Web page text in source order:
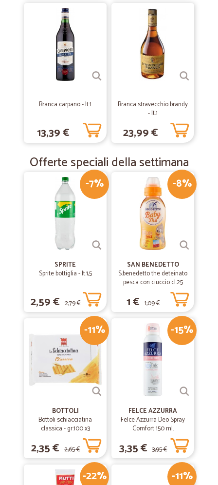
Branca carpano - lt.1
13,39 €
Branca stravecchio brandy
- lt.1
23,99 €
Offerte speciali della settimana
-7%
SPRITE
Sprite bottiglia - lt.1,5
2,59 € 2,79 €
-8%
SAN BENEDETTO
S.benedetto the deteinato
pesca con ciuccio cl.25
1 € 1,09 €
-11%
BOTTOLI
Bottoli schiacciatina
classica - gr.100 x3
2,35 € 2,65 €
-15%
FELCE AZZURRA
Felce Azzurra Deo Spray
Comfort 150 ml.
3,35 € 3,95 €
-22% -11%